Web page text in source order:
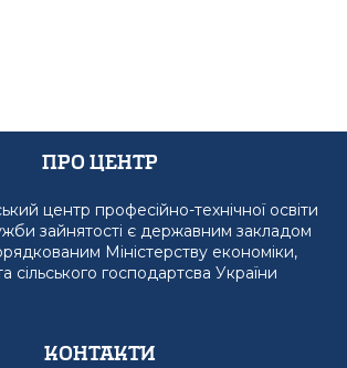
Про Центр
центр професійно-технічної освіти
зайнятості є державним закладом
Міністерству економіки,
сільського господартсва України
Контакти